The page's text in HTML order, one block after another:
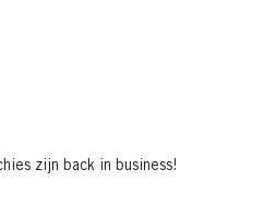
zijn back in business!